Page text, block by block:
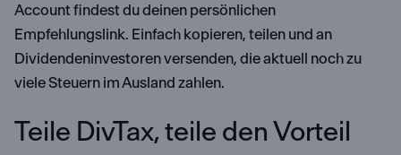
Account findest du deinen persönlichen
Empfehlungslink. Einfach kopieren, teilen und an
Dividendeninvestoren versenden, die aktuell noch zu
viele Steuern im Ausland zahlen.
Teile DivTax, teile den Vorteil